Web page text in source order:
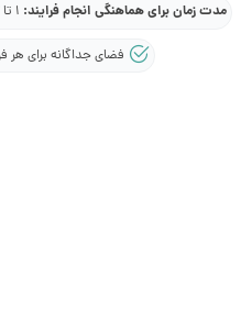
مدت زمان برای هماهنگی انجام فرایند: 1 تا 7 روز
فضای جداگانه برای هر